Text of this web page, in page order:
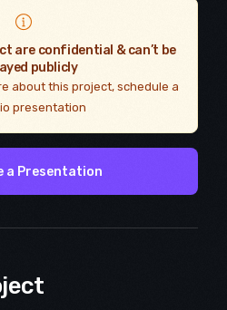
are confidential & can’t be
publicly
about this project, schedule a
presentation
a Presentation